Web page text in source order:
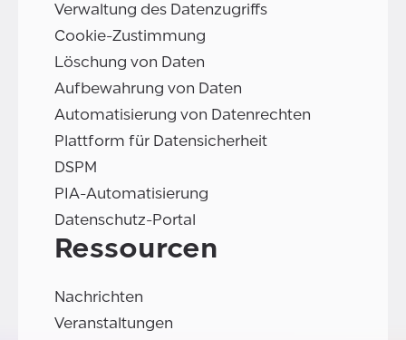
Verwaltung des Datenzugriffs
Cookie-Zustimmung
Löschung von Daten
Aufbewahrung von Daten
Automatisierung von Datenrechten
Plattform für Datensicherheit
DSPM
PIA-Automatisierung
Datenschutz-Portal
Ressourcen
Nachrichten
Veranstaltungen